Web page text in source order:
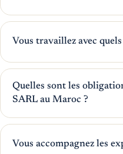
Vous travaillez avec quels
Quelles sont les
SARL au Maroc ?
Vous accompagnez les